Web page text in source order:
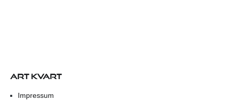
ART KVART
Impressum